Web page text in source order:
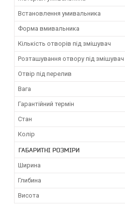
Встановлення умивальника
Форма вмивальника
Кількість отворів під змішувач
Розташування отвору під змішувач
Отвір під перелив
Вага
Гарантійний термін
Стан
Колір
ГАБАРИТНІ РОЗМІРИ
Ширина
Глибина
Висота